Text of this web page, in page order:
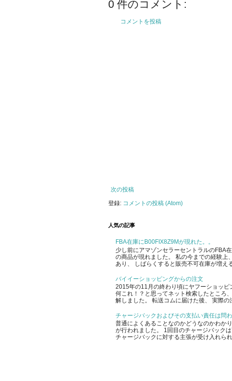
0 件のコメント:
コメントを投稿
次の投稿
登録: コメントの投稿 (Atom)
人気の記事
FBA在庫にB00FIX8Z9Mが現れた。。
少し前にアマゾンセラーセントラルのFBA
の商品が現れました。 私の今までの経験上
あり、 しばらくすると販売不可在庫が増え
バイイーショッピングからの注文
2015年の11月の終わり頃にヤフーショッピ
何これ！？と思ってネット検索したところ
解しました。 転送コムに届けた後、 実際
チャージバックおよびその支払い責任は問わ
普通によくあることなのかどうなのかわか
が行われました。 1回目のチャージバック
チャージバックに対する主張が受け入れら